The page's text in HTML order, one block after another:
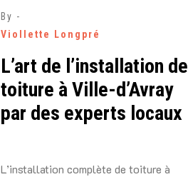
By -
Viollette Longpré
L’art de l’installation de
toiture à Ville-d’Avray
par des experts locaux
L’installation complète de toiture à